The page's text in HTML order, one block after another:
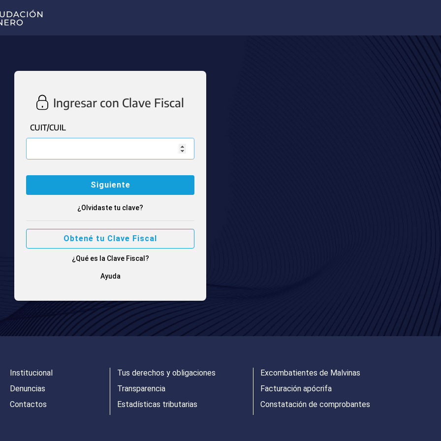
Ingresar con Clave Fiscal
CUIT/CUIL
¿Olvidaste tu clave?
Obtené tu Clave Fiscal
¿Qué es la Clave Fiscal?
Ayuda
Institucional
Denuncias
Contactos
Tus derechos y obligaciones
Transparencia
Estadísticas tributarias
Excombatientes de Malvinas
Facturación apócrifa
Constatación de comprobantes